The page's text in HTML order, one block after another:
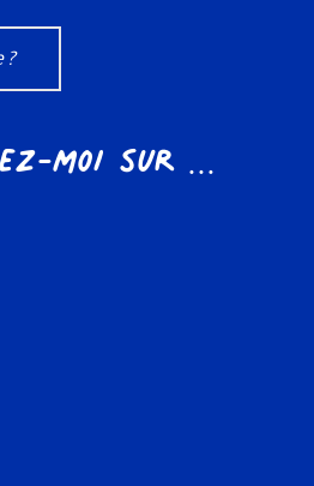
?
moi sur ...